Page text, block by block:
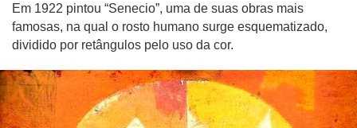
Em 1922 pintou “Senecio”, uma de suas obras mais
famosas, na qual o rosto humano surge esquematizado,
dividido por retângulos pelo uso da cor.